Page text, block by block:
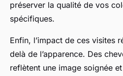
préserver la qualité de vos
spécifiques.
Enfin, l’impact de ces visites
delà de l’apparence. Des
reflètent une image soignée